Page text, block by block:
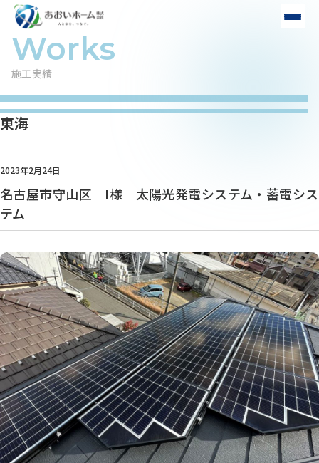
施工実績
東海
2023年2月24日
名古屋市守山区 I様 太陽光発電システム・蓄電シス
テム